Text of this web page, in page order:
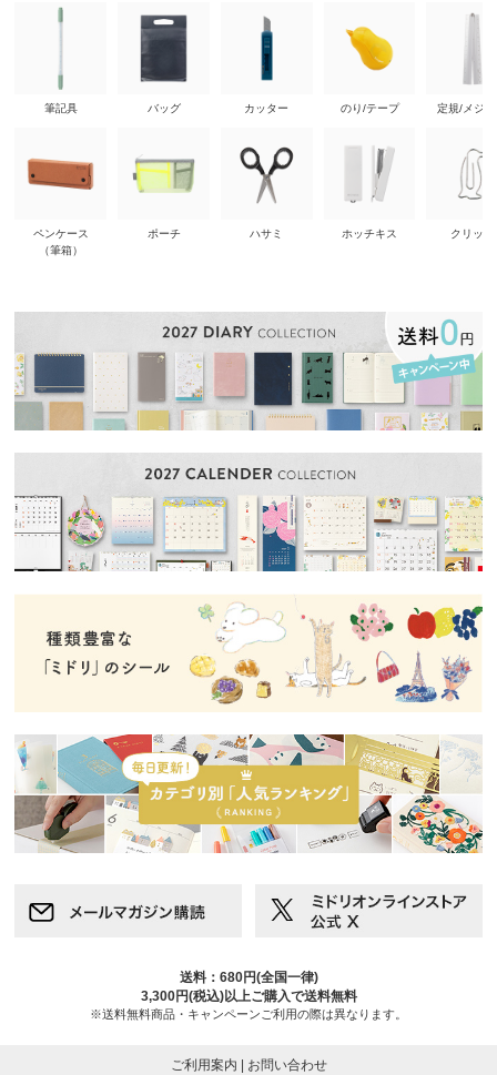
筆記具
ペンケース
（筆箱）
バッグ
ポーチ
カッター
ハサミ
のり/テープ
ホッチキス
定規/メジ
クリップ
送料：680円(全国一律)
3,300円(税込)以上ご購入で送料無料
※送料無料商品・キャンペーンご利用の際は異なります。
ご利用案内 お問い合わせ